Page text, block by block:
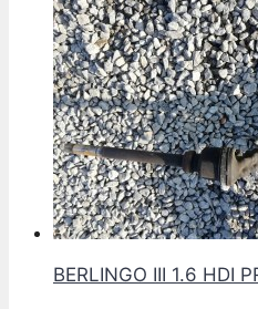
BERLINGO III 1.6 HDI